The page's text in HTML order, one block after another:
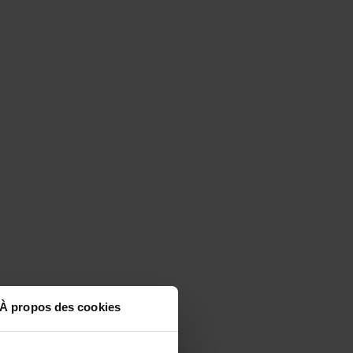
À propos des cookies